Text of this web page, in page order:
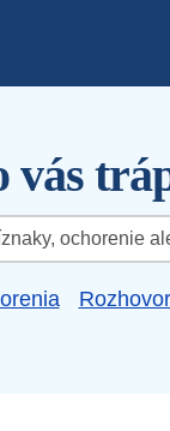
vás
Rozhovor